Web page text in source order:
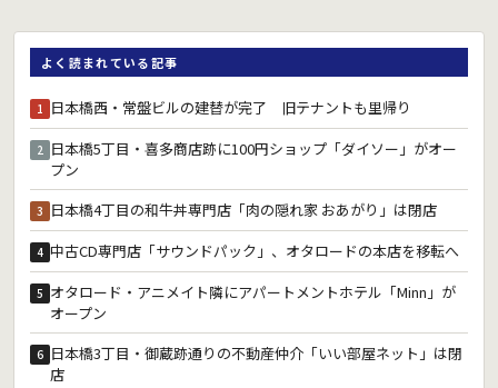
よく読まれている記事
1 日本橋西・常盤ビルの建替が完了 旧テナントも里帰り
2 日本橋5丁目・喜多商店跡に100円ショップ「ダイソー」がオー
プン
3 日本橋4丁目の和牛丼専門店「肉の隠れ家 おあがり」は閉店
4 中古CD専門店「サウンドパック」、オタロードの本店を移転へ
5 オタロード・アニメイト隣にアパートメントホテル「Minn」が
オープン
6 日本橋3丁目・御蔵跡通りの不動産仲介「いい部屋ネット」は閉
店